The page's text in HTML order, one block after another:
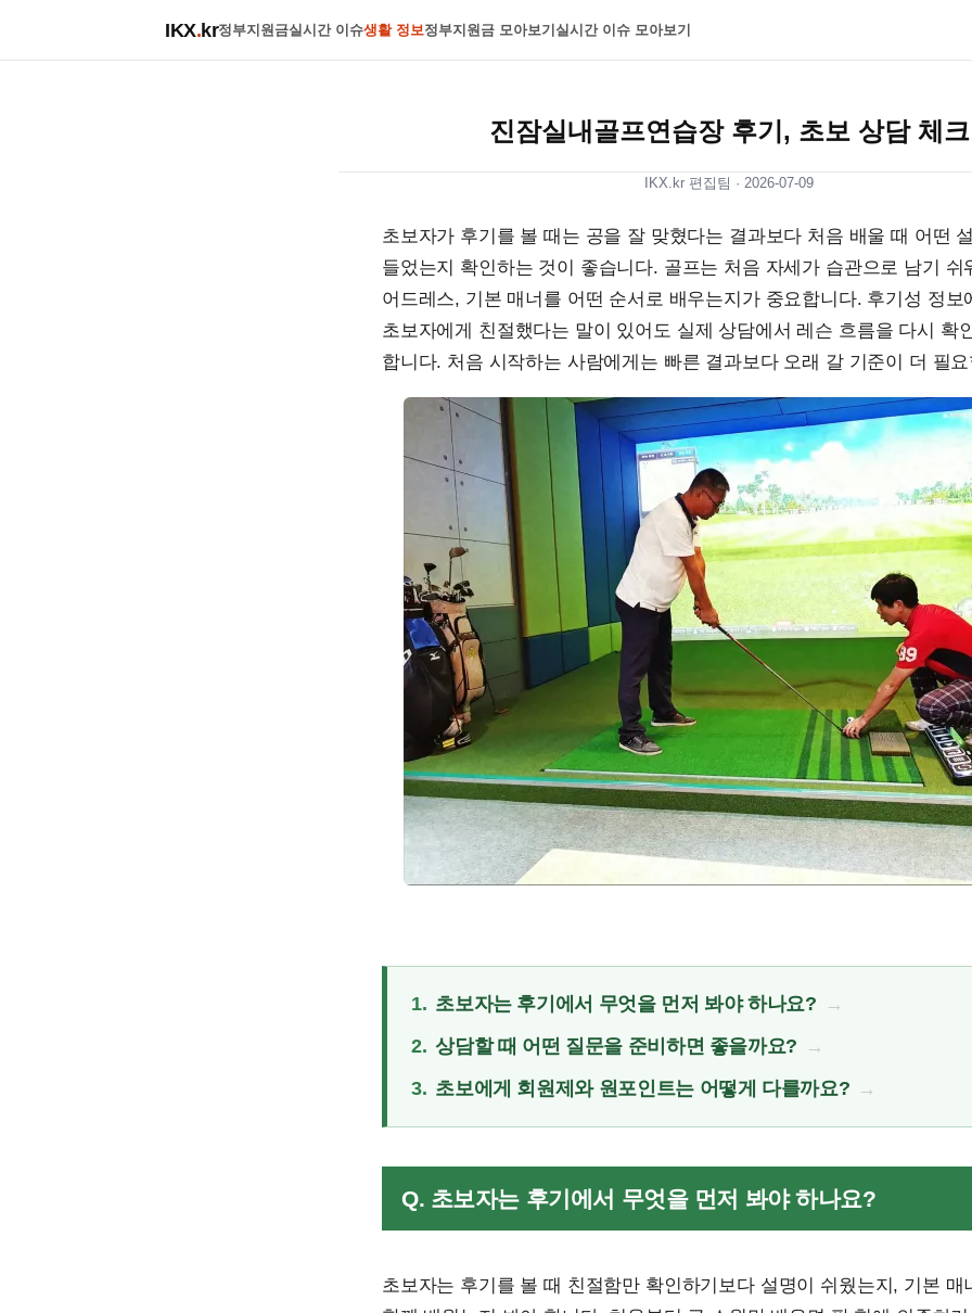
IKX.kr정부지원금실시간 이슈생활 정보정부지원금 모아보기 실시간 이슈 모아보기
진잠실내골프연습장 후기, 초보 상담 체크
IKX.kr 편집팀 · 2026-07-09
초보자가 후기를 볼 때는 공을 잘 맞혔다는 결과보다 처음 배울 때 어떤
들었는지 확인하는 것이 좋습니다. 골프는 처음 자세가 습관으로 남기 쉬
어드레스, 기본 매너를 어떤 순서로 배우는지가 중요합니다. 후기성 정보
초보자에게 친절했다는 말이 있어도 실제 상담에서 레슨 흐름을 다시 확
합니다. 처음 시작하는 사람에게는 빠른 결과보다 오래 갈 기준이 더 필
1. 초보자는 후기에서 무엇을 먼저 봐야 하나요?
2. 상담할 때 어떤 질문을 준비하면 좋을까요?
3. 초보에게 회원제와 원포인트는 어떻게 다를까요?
Q. 초보자는 후기에서 무엇을 먼저 봐야 하나요?
초보자는 후기를 볼 때 친절함만 확인하기보다 설명이 쉬웠는지, 기본 매